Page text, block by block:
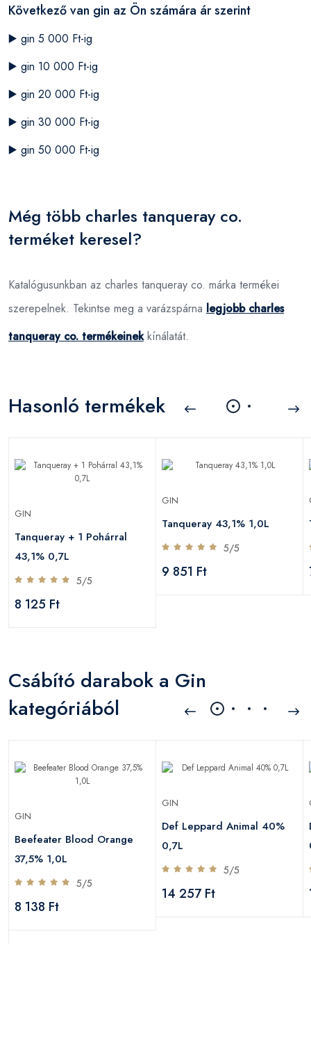
Következő van gin az Ön számára ár szerint
▶️ gin 5 000 Ft-ig
▶️ gin 10 000 Ft-ig
▶️ gin 20 000 Ft-ig
▶️ gin 30 000 Ft-ig
▶️ gin 50 000 Ft-ig
Még több charles tanqueray co.
terméket keresel?
Katalógusunkban az charles tanqueray co. márka termékei
szerepelnek. Tekintse meg a varázspárna legjobb charles
tanqueray co. termékeinekkínálatát.
Hasonló termékek
GIN
Tanqueray + 1 Pohárral
43,1% 0,7L
5/5
8 125 Ft
GIN
Tanqueray 43,1% 1,0L
5/5
9 851 Ft
Csábító darabok a Gin
kategóriából
GIN
Beefeater Blood Orange
37,5% 1,0L
5/5
8 138 Ft
GIN
Def Leppard Animal 40%
0,7L
5/5
14 257 Ft